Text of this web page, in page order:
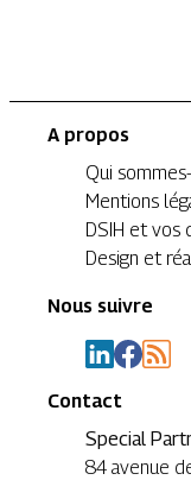
A propos
Qui
Mentions
DSIH et vos
Design et
Nous suivre
Contact
Special
84 avenue